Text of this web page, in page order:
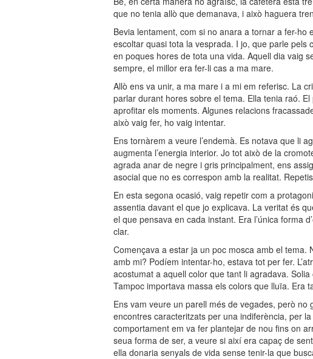
que no tenia allò que demanava, i això haguera
Bevia lentament, com si no anara a tornar a fer-
escoltar quasi tota la vesprada. I jo, que parle
en poques hores de tota una vida. Aquell dia vaig
sempre, el millor era fer-li cas a ma mare.
Allò ens va unir, a ma mare i a mi em referisc. La
parlar durant hores sobre el tema. Ella tenia raó.
aprofitar els moments. Algunes relacions
això vaig fer, ho vaig intentar.
Ens tornàrem a veure l’endemà. Es notava que li
augmenta l’energia interior. Jo tot això de la
agrada anar de negre i gris principalment, ens
asocial que no es correspon amb la realitat.
En esta segona ocasió, vaig repetir com a
assentia davant el que jo explicava. La veritat és
el que pensava en cada instant. Era l’única forma
clar.
Començava a estar ja un poc mosca amb el
amb mi? Podíem intentar-ho, estava tot per fer.
acostumat a aquell color que tant li agradava.
Tampoc importava massa els colors que lluïa. Era
Ens vam veure un parell més de vegades, però no
encontres caracteritzats per una indiferència, per
comportament em va fer plantejar de nou fins on
seua forma de ser, a veure si així era capaç de
ella donaria senyals de vida sense tenir-la que